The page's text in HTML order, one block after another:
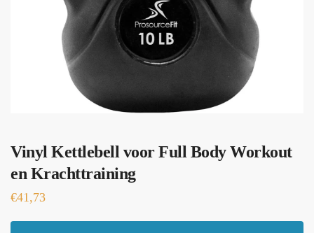
Vinyl Kettlebell voor Full Body Workout
en Krachttraining
€41,73